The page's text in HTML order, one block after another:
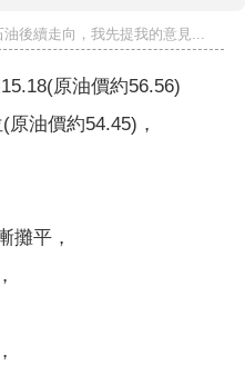
後續走向，我先提我的意見...
原油價約56.56)
油價約54.45)，
攤平，